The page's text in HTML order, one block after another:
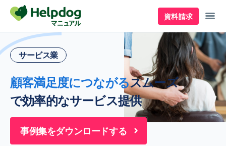
資料請求
サービス業
顧客満足度につながるスムーズ
で効率的なサービス提供
事例集をダウンロードする